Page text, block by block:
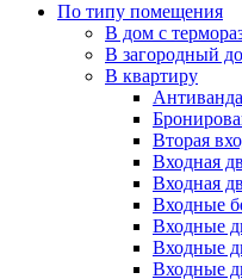
По типу помещения
В дом с
В загородный
В квартиру
Вторая
Входная
Входная
Входные
Входные
Входные
Входные